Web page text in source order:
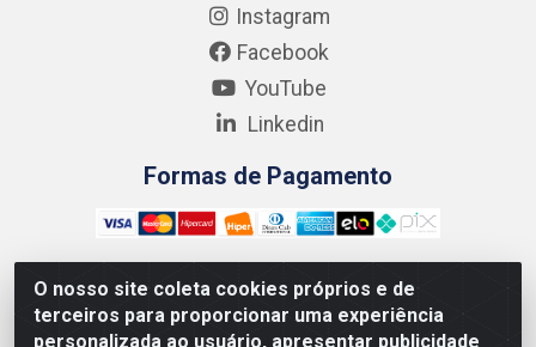
O nosso site coleta cookies próprios e de
terceiros para proporcionar uma experiência
personalizada ao usuário, apresentar publicidade
Instagram
Facebook
YouTube
Linkedin
Formas de Pagamento
Kgmlan Distribuidora LTDA - CNPJ 18.217.682/0001-54 -
Rua Pedro de Barros Cavalcante, 58 - Bultrins, Olinda/PE